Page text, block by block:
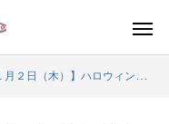
（木）】ハロウィンパーティーをしました。授業の様子もどうぞ。